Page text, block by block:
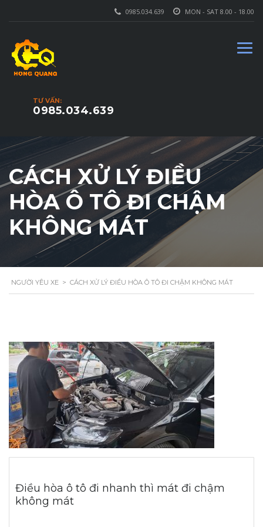
MON - SAT 8.00 - 18.00
0985.034.639
TƯ VẤN:
0985.034.639
CÁCH XỬ LÝ ĐIỀU
HÒA Ô TÔ ĐI CHẬM
KHÔNG MÁT
NGƯỜI YÊU XE > CÁCH XỬ LÝ ĐIỀU HÒA Ô TÔ ĐI CHẬM KHÔNG MÁT
Điều hòa ô tô đi nhanh thì mát đi chậm
không mát